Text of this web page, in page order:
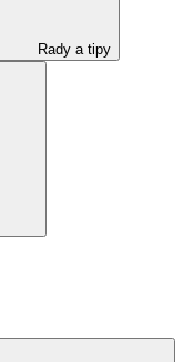
Rady a tipy